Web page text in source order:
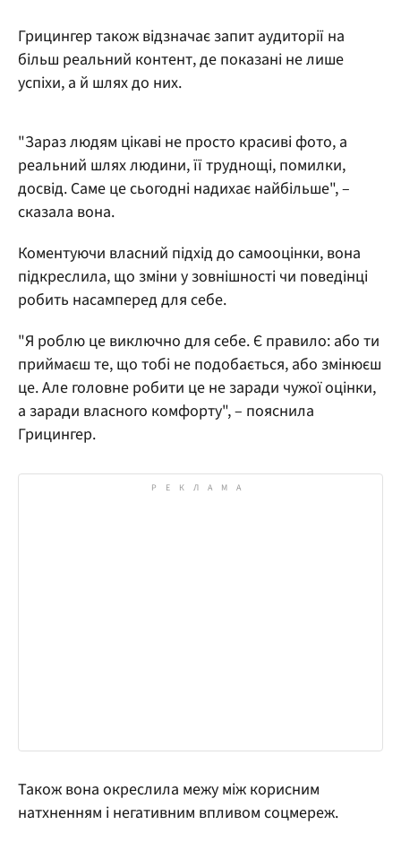
Грицингер також відзначає запит аудиторії на
більш реальний контент, де показані не лише
успіхи, а й шлях до них.
"Зараз людям цікаві не просто красиві фото, а
реальний шлях людини, її труднощі, помилки,
досвід. Саме це сьогодні надихає найбільше", –
сказала вона.
Коментуючи власний підхід до самооцінки, вона
підкреслила, що зміни у зовнішності чи поведінці
робить насамперед для себе.
"Я роблю це виключно для себе. Є правило: або ти
приймаєш те, що тобі не подобається, або змінюєш
це. Але головне робити це не заради чужої оцінки,
а заради власного комфорту", – пояснила
Грицингер.
Також вона окреслила межу між корисним
натхненням і негативним впливом соцмереж.